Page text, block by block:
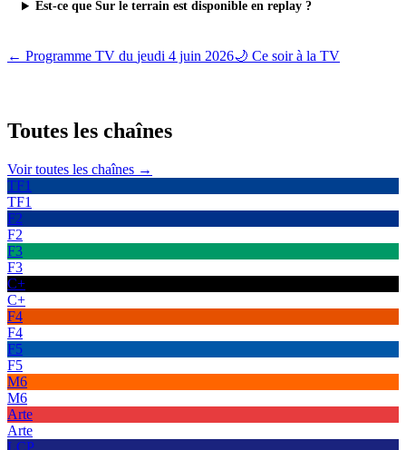
Est-ce que Sur le terrain est disponible en replay ?
← Programme TV du jeudi 4 juin 2026🌙 Ce soir à la TV
Toutes les chaînes
Voir toutes les chaînes →
TF1
TF1
F2
F2
F3
F3
C+
C+
F4
F4
F5
F5
M6
M6
Arte
Arte